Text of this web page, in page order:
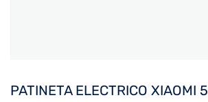
PATINETA ELECTRICO XIAOMI 5